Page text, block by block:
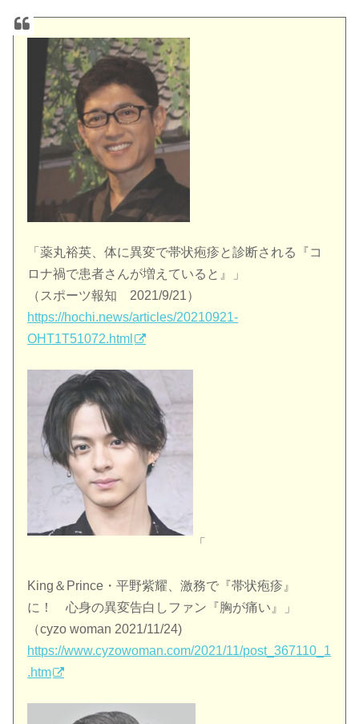
「薬丸裕英、体に異変で帯状疱疹と診断される『コ
ロナ禍で患者さんが増えていると』」
（スポーツ報知 2021/9/21）
https://hochi.news/articles/20210921-
OHT1T51072.html
「
King＆Prince・平野紫耀、激務で『帯状疱疹』
に！ 心身の異変告白しファン『胸が痛い』」
（cyzo woman 2021/11/24)
https://www.cyzowoman.com/2021/11/post_367110_1
.htm